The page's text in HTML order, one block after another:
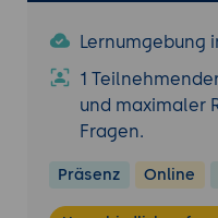
Erweiterte
Anpassung
zur
Optimierung
Tuning von
Lernumgebung
1
und maximaler
Fragen.
Präsenz Online